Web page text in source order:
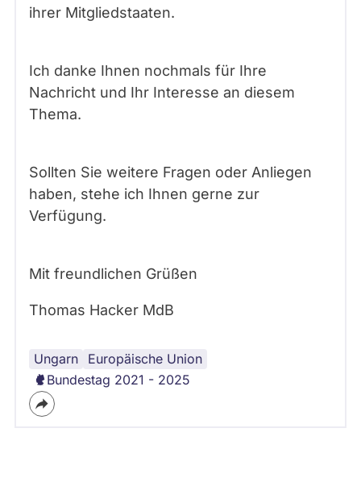
ihrer Mitgliedstaaten.
Ich danke Ihnen nochmals für Ihre
Nachricht und Ihr Interesse an diesem
Thema.
Sollten Sie weitere Fragen oder Anliegen
haben, stehe ich Ihnen gerne zur
Verfügung.
Mit freundlichen Grüßen
Thomas Hacker MdB
Ungarn Europäische Union
Nationalismus
Bundestag 2021 - 2025